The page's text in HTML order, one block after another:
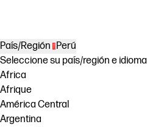
País/Región
Perú
Seleccione su país/región e idioma
Africa
Afrique
América Central
Argentina